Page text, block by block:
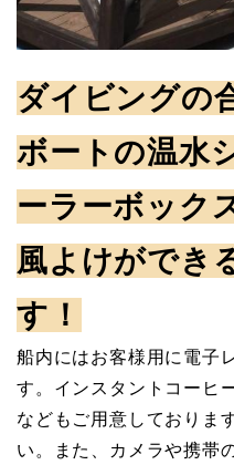
ダイビングの
ボートの温水
ーラーボック
風よけができ
す！
船内にはお客様用に電子
す。インスタントコーヒ
などもご用意しておりま
い。また、カメラや携帯